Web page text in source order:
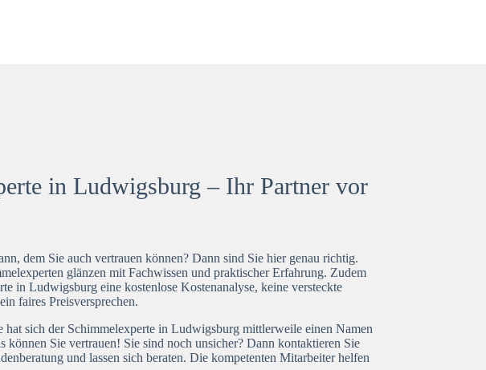
in Ludwigsburg – Ihr Partner vor
dem Sie auch vertrauen können? Dann sind Sie hier genau richtig.
glänzen mit Fachwissen und praktischer Erfahrung. Zudem
in Ludwigsburg eine kostenlose Kostenanalyse, keine versteckte
faires Preisversprechen.
hat sich der Schimmelexperte in Ludwigsburg mittlerweile einen Namen
können Sie vertrauen! Sie sind noch unsicher? Dann kontaktieren Sie
und lassen sich beraten. Die kompetenten Mitarbeiter helfen